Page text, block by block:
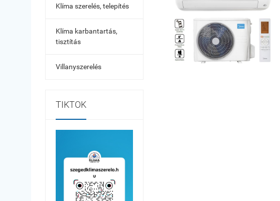
Klíma szerelés, telepítés
Klíma karbantartás,
tisztítás
Villanyszerelés
TIKTOK